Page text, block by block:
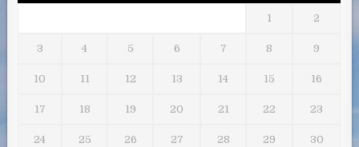
1 2
3 4 5 6 7 8 9
10 11 12 13 14 15 16
17 18 19 20 21 22 23
24 25 26 27 28 29 30